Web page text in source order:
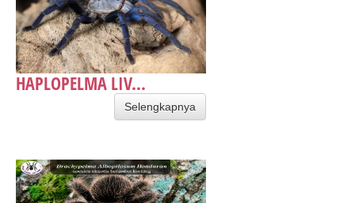
HAPLOPELMA LIV...
Selengkapnya